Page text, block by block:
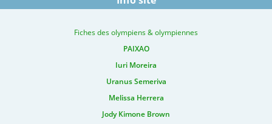
Fiches des olympiens & olympiennes
PAIXAO
Iuri Moreira
Uranus Semeriva
Melissa Herrera
Jody Kimone Brown